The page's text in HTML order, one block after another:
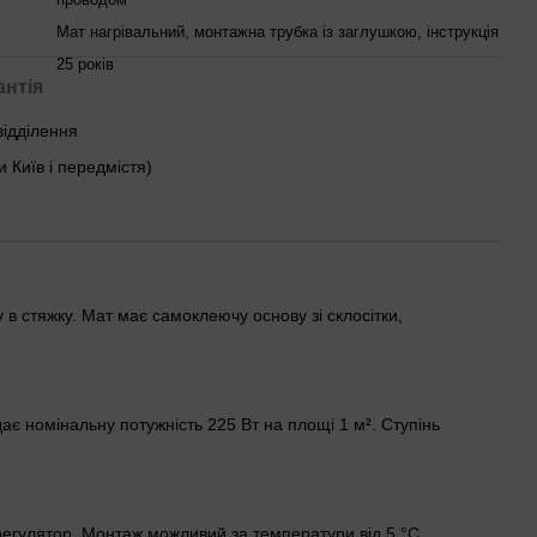
Мат нагрівальний, монтажна трубка із заглушкою, інструкція
25 років
Київ і передмістя)
Мат має самоклеючу основу зі склосітки,
номінальну потужність 225 Вт на площі 1 м². Ступінь
Монтаж можливий за температури від 5 °C.